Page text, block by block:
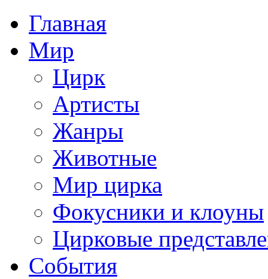
Главная
Мир
Цирк
Артисты
Жанры
Животные
Мир цирка
Фокусники и клоуны
Цирковые
События